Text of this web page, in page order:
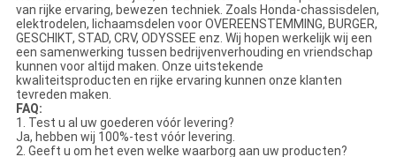
van rijke ervaring, bewezen techniek. Zoals Honda-chassisdelen,
elektrodelen, lichaamsdelen voor OVEREENSTEMMING, BURGER,
GESCHIKT, STAD, CRV, ODYSSEE enz. Wij hopen werkelijk wij een
een samenwerking tussen bedrijvenverhouding en vriendschap
kunnen voor altijd maken. Onze uitstekende
kwaliteitsproducten en rijke ervaring kunnen onze klanten
tevreden maken.
FAQ:
1. Test u al uw goederen vóór levering?
Ja, hebben wij 100%-test vóór levering.
2. Geeft u om het even welke waarborg aan uw producten?